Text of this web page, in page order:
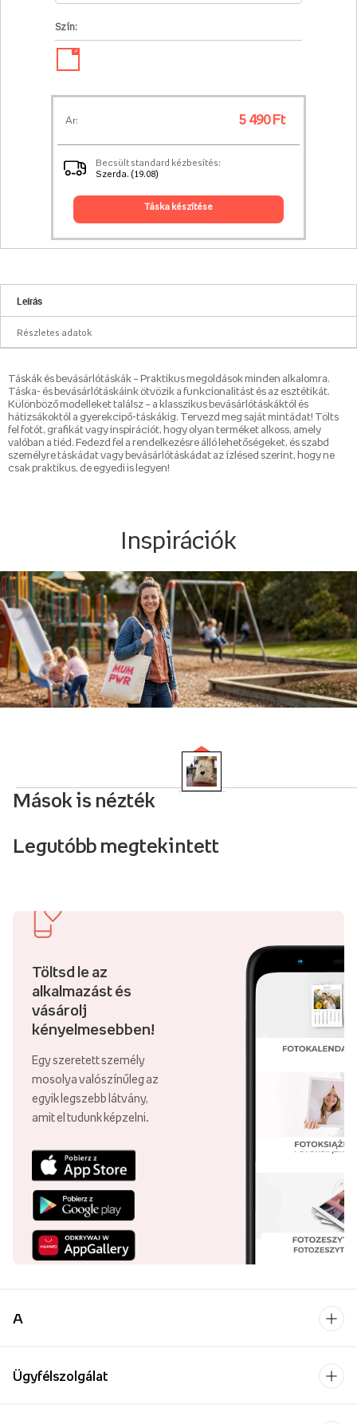
Szín:
✓
Ár: 5 490 Ft
Becsült standard kézbesítés:
Szerda. (19.08)
táska készítése
Leírás
Részletes adatok
Táskák és bevásárlótáskák – Praktikus megoldások minden alkalomra.
Táska- és bevásárlótáskáink ötvözik a funkcionalitást és az esztétikát.
Különböző modelleket találsz – a klasszikus bevásárlótáskáktól és
hátizsákoktól a gyerekcipő-táskákig. Tervezd meg saját mintádat! Tölts
fel fotót, grafikát vagy inspirációt, hogy olyan terméket alkoss, amely
valóban a tiéd. Fedezd fel a rendelkezésre álló lehetőségeket, és szabd
személyre táskádat vagy bevásárlótáskádat az ízlésed szerint, hogy ne
csak praktikus, de egyedi is legyen!
Inspirációk
Mások is nézték
Legutóbb megtekintett
Töltsd le az
alkalmazást és
vásárolj
kényelmesebben!
Egy szeretett személy
mosolya valószínűleg az
egyik legszebb látvány,
amit el tudunk képzelni.
A
Ügyfélszolgálat